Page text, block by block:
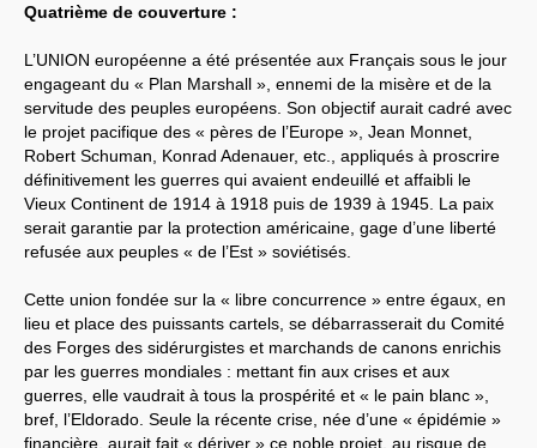
Crises "Covid-19 & H1N1"
Guerre en Ukraine
Quatrième de couverture :
L’UNION européenne a été présentée aux Français sous le jour
engageant du « Plan Marshall », ennemi de la misère et de la
servitude des peuples européens. Son objectif aurait cadré avec
le projet pacifique des « pères de l’Europe », Jean Monnet,
Robert Schuman, Konrad Adenauer, etc., appliqués à proscrire
définitivement les guerres qui avaient endeuillé et affaibli le
Vieux Continent de 1914 à 1918 puis de 1939 à 1945. La paix
serait garantie par la protection américaine, gage d’une liberté
refusée aux peuples « de l’Est » soviétisés.
Cette union fondée sur la « libre concurrence » entre égaux, en
lieu et place des puissants cartels, se débarrasserait du Comité
des Forges des sidérurgistes et marchands de canons enrichis
par les guerres mondiales : mettant fin aux crises et aux
guerres, elle vaudrait à tous la prospérité et « le pain blanc »,
bref, l’Eldorado. Seule la récente crise, née d’une « épidémie »
financière, aurait fait « dériver » ce noble projet, au risque de